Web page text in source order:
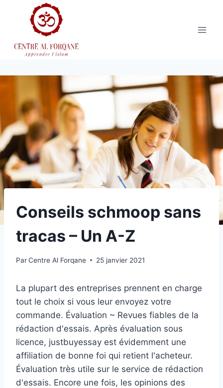
Conseils schmoop sans
tracas – Un A-Z
ParCentre Al Forqane 25 janvier 2021
La plupart des entreprises prennent en charge
tout le choix si vous leur envoyez votre
commande. Évaluation ~ Revues fiables de la
rédaction d'essais. Après évaluation sous
licence, justbuyessay est évidemment une
affiliation de bonne foi qui retient l'acheteur.
Évaluation très utile sur le service de rédaction
d'essais. Encore une fois, les opinions des